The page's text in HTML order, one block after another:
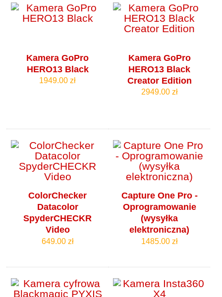
Kamera GoPro
HERO13 Black
1949.00 zł
Kamera GoPro
HERO13 Black
Creator Edition
2949.00 zł
ColorChecker
Datacolor
SpyderCHECKR
Video
649.00 zł
Capture One Pro -
Oprogramowanie
(wysyłka
elektroniczna)
1485.00 zł